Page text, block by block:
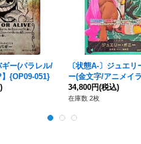
ギー(パラレル/
{OP09-051}
〔状態A-〕ジュエリ
ー(金文字/アニメイ
【L】{OP07-019}
34,800円(税込)
在庫数 2枚